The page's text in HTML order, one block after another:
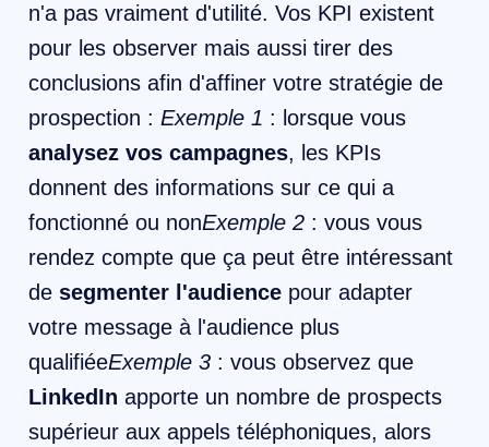
n'a pas vraiment d'utilité. Vos KPI existent
pour les observer mais aussi tirer des
conclusions afin d'affiner votre stratégie de
prospection : ​Exemple 1 : lorsque vous
analysez vos campagnes, les KPIs
donnent des informations sur ce qui a
fonctionné ou nonExemple 2 : vous vous
rendez compte que ça peut être intéressant
de segmenter l'audience pour adapter
votre message à l'audience plus
qualifiéeExemple 3 : vous observez que
LinkedIn apporte un nombre de prospects
supérieur aux appels téléphoniques, alors